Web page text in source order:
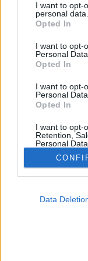
not limited to your
grant or deny
use your data for
consent section.
I want to opt-
personal data.
Opted In
I want to opt-
Personal
Opted In
I want to opt-
Personal
Opted In
I want to opt-
Retention,
Personal
Purposes for
Opted Out
Data
Orvostudományi